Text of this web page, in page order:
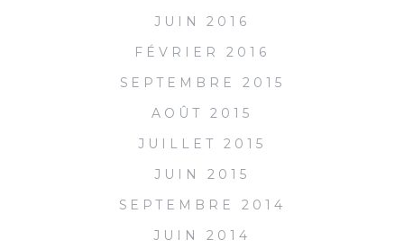
JUIN 2016
FÉVRIER 2016
SEPTEMBRE 2015
AOÛT 2015
JUILLET 2015
JUIN 2015
SEPTEMBRE 2014
JUIN 2014